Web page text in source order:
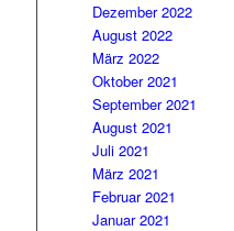
Dezember 2022
August 2022
März 2022
Oktober 2021
September 2021
August 2021
Juli 2021
März 2021
Februar 2021
Januar 2021